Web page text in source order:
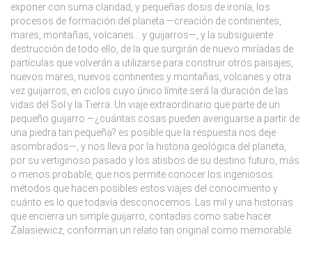
exponer con suma claridad, y pequeñas dosis de ironía, los
procesos de formación del planeta —creación de continentes,
mares, montañas, volcanes… y guijarros—, y la subsiguiente
destrucción de todo ello, de la que surgirán de nuevo miríadas de
partículas que volverán a utilizarse para construir otros paisajes,
nuevos mares, nuevos continentes y montañas, volcanes y otra
vez guijarros, en ciclos cuyo único límite será la duración de las
vidas del Sol y la Tierra. Un viaje extraordinario que parte de un
pequeño guijarro —¿cuántas cosas pueden averiguarse a partir de
una piedra tan pequeña? es posible que la respuesta nos deje
asombrados—, y nos lleva por la historia geológica del planeta,
por su vertiginoso pasado y los atisbos de su destino futuro, más
o menos probable, que nos permite conocer los ingeniosos
métodos que hacen posibles estos viajes del conocimiento y
cuánto es lo que todavía desconocemos. Las mil y una historias
que encierra un simple guijarro, contadas como sabe hacer
Zalasiewicz, conforman un relato tan original como memorable.